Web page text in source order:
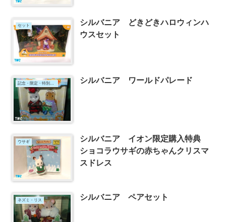
セット
シルバニア どきどきハロウィンハ
ウスセット
記念・限定・特別なセット シルバニア ワールドパレード
ウサギ
シルバニア イオン限定購入特典
ショコラウサギの赤ちゃんクリスマ
スドレス
ネズミ・リス シルバニア ペアセット